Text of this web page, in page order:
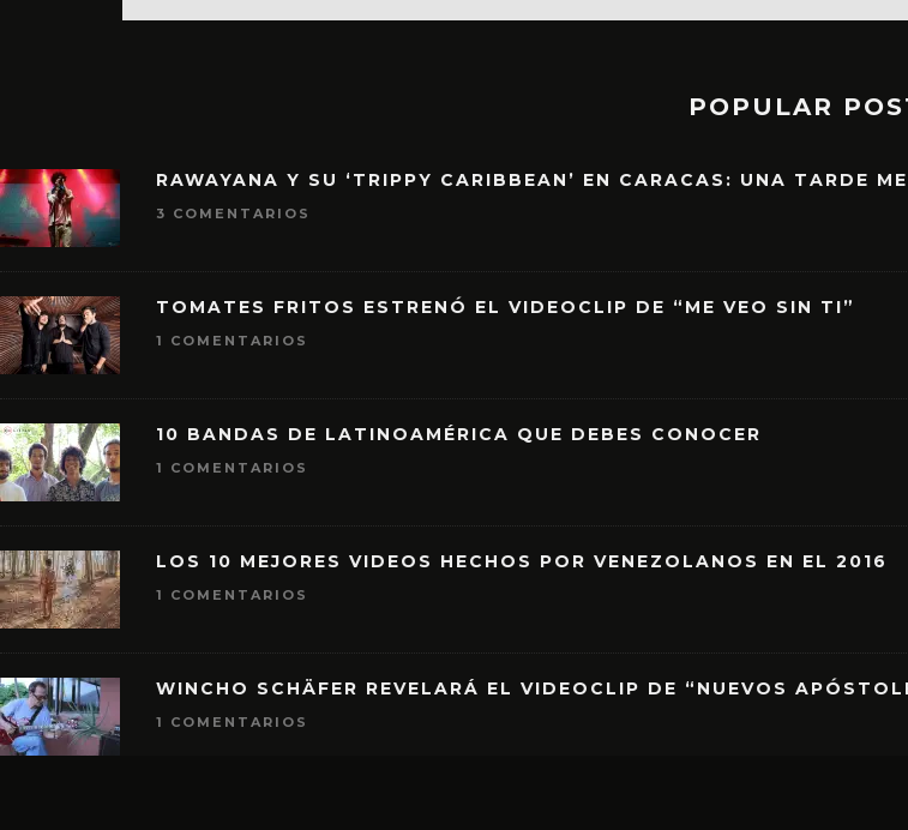
POPULAR
RAWAYANA Y SU ‘TRIPPY CARIBBEAN’ EN CARACAS: UNA TARDE
3 COMENTARIOS
TOMATES FRITOS ESTRENÓ EL VIDEOCLIP DE “ME VEO SIN TI”
1 COMENTARIOS
10 BANDAS DE LATINOAMÉRICA QUE DEBES CONOCER
1 COMENTARIOS
LOS 10 MEJORES VIDEOS HECHOS POR VENEZOLANOS EN EL 2016
1 COMENTARIOS
WINCHO SCHÄFER REVELARÁ EL VIDEOCLIP DE “NUEVOS
1 COMENTARIOS